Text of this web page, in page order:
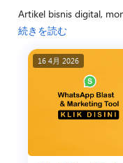
Artikel bisnis digital,
Script Web,
wawasan praktis agar
続きを読む
16 4月 2026